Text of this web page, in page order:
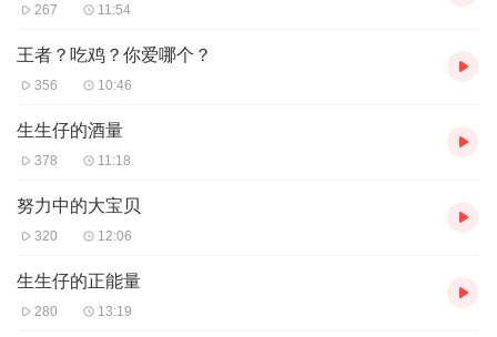
267 11:54
王者？吃鸡？你爱哪个？
356 10:46
生生仔的酒量
378 11:18
努力中的大宝贝
320 12:06
生生仔的正能量
280 13:19